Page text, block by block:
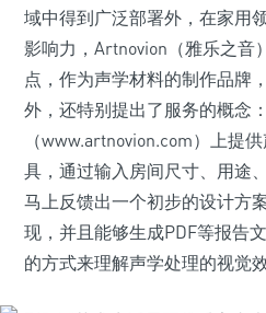
域中得到广泛部署外，在家用
影响力，Artnovion（雅乐之音
点，作为声学材料的制作品牌
外，还特别提出了服务的概念
（www.artnovion.com）上提
具，通过输入房间尺寸、用途
马上反馈出一个初步的设计方
现，并且能够生成PDF等报告
的方式来理解声学处理的视觉效